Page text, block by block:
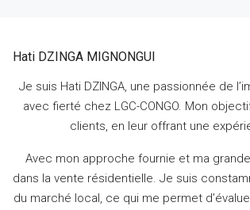
Hati DZINGA MIGNONGUI
Je suis Hati DZINGA, une passionnée de
avec fierté chez LGC-CONGO. Mon
clients, en leur offrant une
Avec mon approche fournie et ma
dans la vente résidentielle. Je suis
du marché local, ce qui me permet